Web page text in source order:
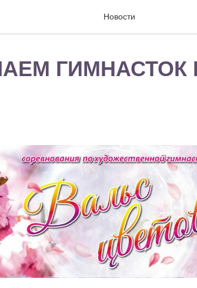
Новости
ГИМНАСТОК